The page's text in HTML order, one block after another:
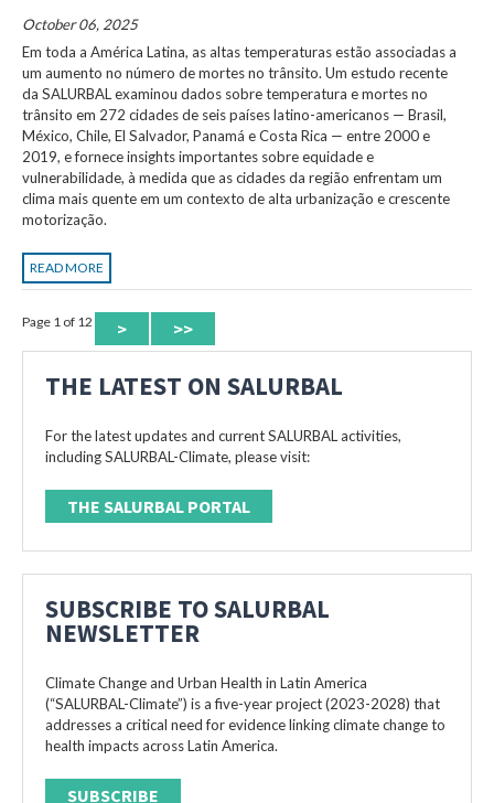
October 06, 2025
Em toda a América Latina, as altas temperaturas estão associadas a
um aumento no número de mortes no trânsito. Um estudo recente
da SALURBAL examinou dados sobre temperatura e mortes no
trânsito em 272 cidades de seis países latino-americanos — Brasil,
México, Chile, El Salvador, Panamá e Costa Rica — entre 2000 e
2019, e fornece insights importantes sobre equidade e
vulnerabilidade, à medida que as cidades da região enfrentam um
clima mais quente em um contexto de alta urbanização e crescente
motorização.
READ MORE
Page 1 of 12 > >>
THE LATEST ON SALURBAL
For the latest updates and current SALURBAL activities,
including SALURBAL-Climate, please visit:
THE SALURBAL PORTAL
SUBSCRIBE TO SALURBAL
NEWSLETTER
Climate Change and Urban Health in Latin America
(“SALURBAL-Climate”) is a five-year project (2023-2028) that
addresses a critical need for evidence linking climate change to
health impacts across Latin America.
SUBSCRIBE